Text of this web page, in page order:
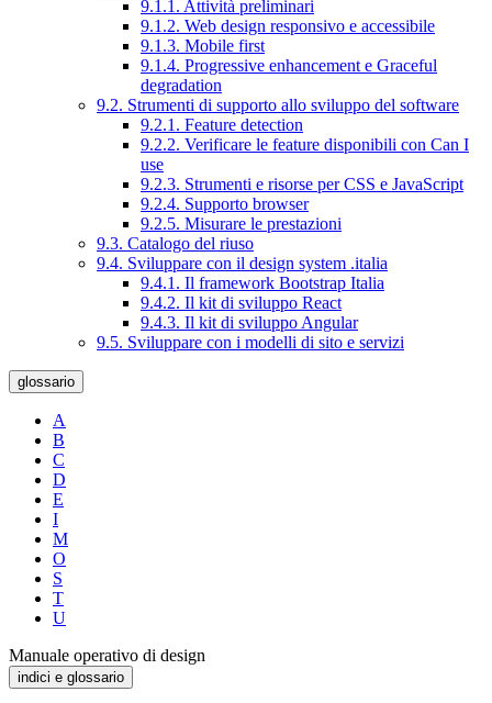
9.1.1. Attività preliminari
9.1.2. Web design responsivo e accessibile
9.1.3. Mobile first
9.1.4. Progressive enhancement e Graceful
degradation
9.2. Strumenti di supporto allo sviluppo del software
9.2.1. Feature detection
9.2.2. Verificare le feature disponibili con Can I
use
9.2.3. Strumenti e risorse per CSS e JavaScript
9.2.4. Supporto browser
9.2.5. Misurare le prestazioni
9.3. Catalogo del riuso
9.4. Sviluppare con il design system .italia
9.4.1. Il framework Bootstrap Italia
9.4.2. Il kit di sviluppo React
9.4.3. Il kit di sviluppo Angular
9.5. Sviluppare con i modelli di sito e servizi
glossario
A
B
C
D
E
I
M
O
S
T
U
Manuale operativo di design
indici e glossario